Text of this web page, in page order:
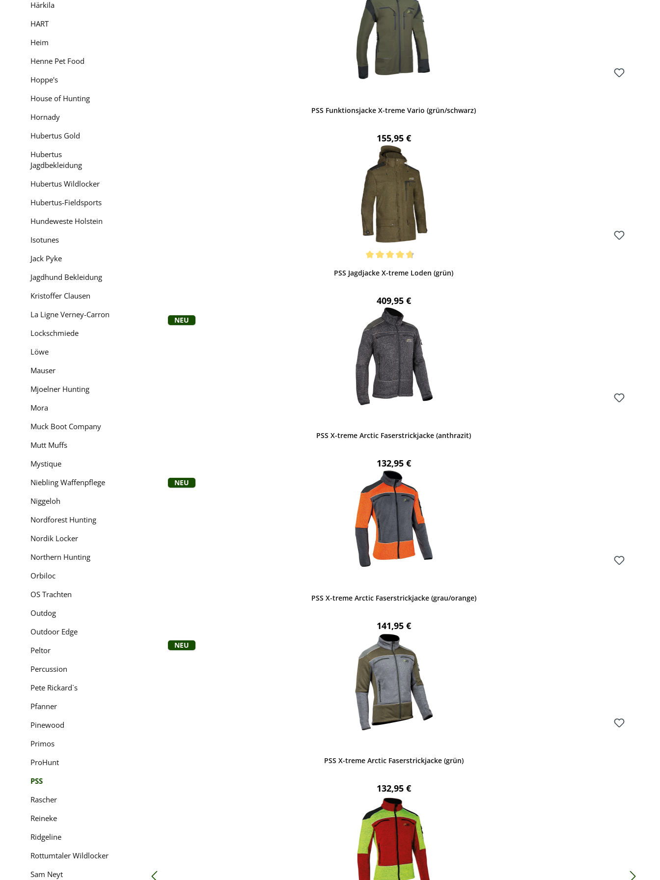
Härkila
HART
Heim
Henne Pet Food
Hoppe's
House of Hunting
Hornady
Hubertus Gold
Hubertus
Jagdbekleidung
Hubertus Wildlocker
Hubertus-Fieldsports
Hundeweste Holstein
Isotunes
Jack Pyke
Jagdhund Bekleidung
Kristoffer Clausen
La Ligne Verney-Carron
Lockschmiede
Löwe
Mauser
Mjoelner Hunting
Mora
Muck Boot Company
Mutt Muffs
Mystique
Niebling Waffenpflege
Niggeloh
Nordforest Hunting
Nordik Locker
Northern Hunting
Orbiloc
OS Trachten
Outdog
Outdoor Edge
Peltor
Percussion
Pete Rickard`s
Pfanner
Pinewood
Primos
ProHunt
PSS
Rascher
Reineke
Ridgeline
Rottumtaler Wildlocker
Sam Neyt
PSS Funktionsjacke X-treme Vario (grün/schwarz)
Regulärer Preis:
155,95 €
PSS Jagdjacke X-treme Loden (grün)
Regulärer Preis:
409,95 €
Neu
PSS X-treme Arctic Faserstrickjacke (anthrazit)
Regulärer Preis:
132,95 €
Neu
PSS X-treme Arctic Faserstrickjacke (grau/orange)
Regulärer Preis:
141,95 €
Neu
PSS X-treme Arctic Faserstrickjacke (grün)
Regulärer Preis:
132,95 €